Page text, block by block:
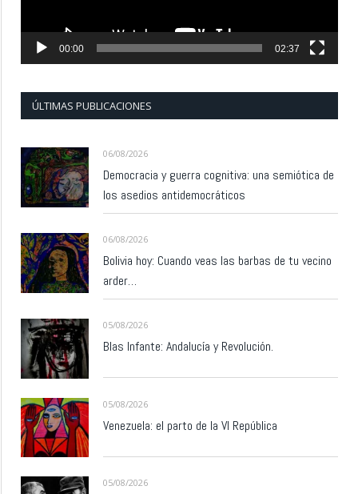
00:00 02:37
ÚLTIMAS PUBLICACIONES
06/08/2026
Democracia y guerra cognitiva: una semiótica de
los asedios antidemocráticos
06/08/2026
Bolivia hoy: Cuando veas las barbas de tu vecino
arder…
05/08/2026
Blas Infante: Andalucía y Revolución.
05/08/2026
Venezuela: el parto de la VI República
05/08/2026